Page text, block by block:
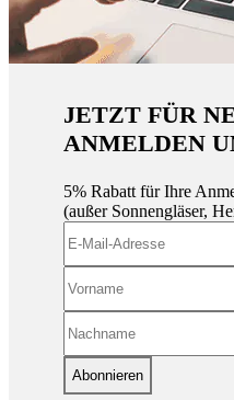
JETZT FÜR
ANMELDEN
5% Rabatt für Ihre
(außer Sonnengläser,
Abonnieren